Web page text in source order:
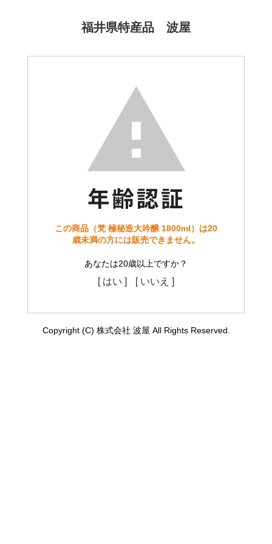
福井県特産品 波屋
この商品（梵 極秘造大吟醸 1800ml）は20
歳未満の方には販売できません。
あなたは20歳以上ですか？
[ はい ] [ いいえ ]
Copyright (C) 株式会社 波屋 All Rights Reserved.